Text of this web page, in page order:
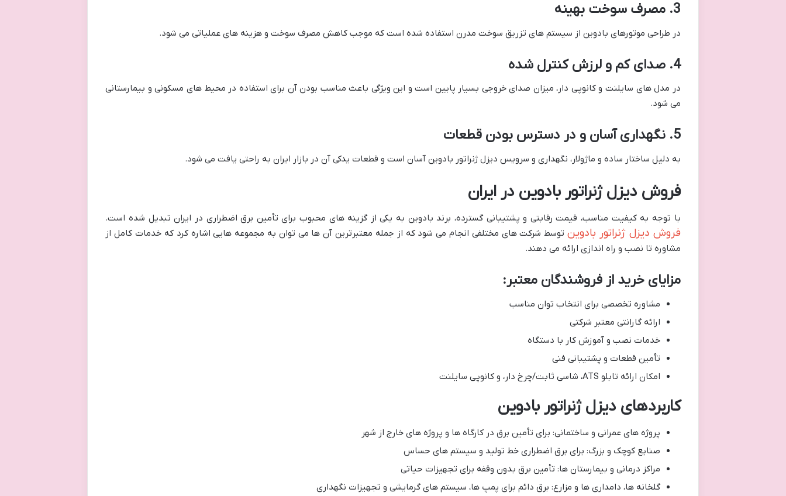
3. مصرف سوخت بهینه
در طراحی موتورهای بادوین از سیستم های تزریق سوخت مدرن استفاده شده است که موجب کاهش مصرف سوخت و هزینه های عملیاتی می شود.
4. صدای کم و لرزش کنترل شده
در مدل های سایلنت و کانوپی دار، میزان صدای خروجی بسیار پایین است و این ویژگی باعث مناسب بودن آن برای استفاده در محیط های مسکونی و بیمارستانی
می شود.
5. نگهداری آسان و در دسترس بودن قطعات
به دلیل ساختار ساده و ماژولار، نگهداری و سرویس دیزل ژنراتور بادوین آسان است و قطعات یدکی آن در بازار ایران به راحتی یافت می شود.
فروش دیزل ژنراتور بادوین در ایران
با توجه به کیفیت مناسب، قیمت رقابتی و پشتیبانی گسترده، برند بادوین به یکی از گزینه های محبوب برای تأمین برق اضطراری در ایران تبدیل شده است.
فروش دیزل ژنراتور بادوینتوسط شرکت های مختلفی انجام می شود که از جمله معتبرترین آن ها می توان به مجموعه هایی اشاره کرد که خدمات کامل از
مشاوره تا نصب و راه اندازی ارائه می دهند.
مزایای خرید از فروشندگان معتبر:
مشاوره تخصصی برای انتخاب توان مناسب
ارائه گارانتی معتبر شرکتی
خدمات نصب و آموزش کار با دستگاه
تأمین قطعات و پشتیبانی فنی
امکان ارائه تابلو ATS، شاسی ثابت/چرخ دار، و کانوپی سایلنت
کاربردهای دیزل ژنراتور بادوین
پروژه های عمرانی و ساختمانی: برای تأمین برق در کارگاه ها و پروژه های خارج از شهر
صنایع کوچک و بزرگ: برای برق اضطراری خط تولید و سیستم های حساس
مراکز درمانی و بیمارستان ها: تأمین برق بدون وقفه برای تجهیزات حیاتی
گلخانه ها، دامداری ها و مزارع: برق دائم برای پمپ ها، سیستم های گرمایشی و تجهیزات نگهداری